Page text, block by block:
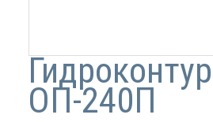
Гидроконтур
ОП-240П